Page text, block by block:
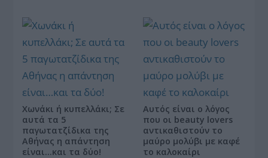
Χωνάκι ή κυπελλάκι; Σε
αυτά τα 5
παγωτατζίδικα της
Αθήνας η απάντηση
είναι…και τα δύο!
Αυτός είναι ο λόγος
που οι beauty lovers
αντικαθιστούν το
μαύρο μολύβι με καφέ
το καλοκαίρι